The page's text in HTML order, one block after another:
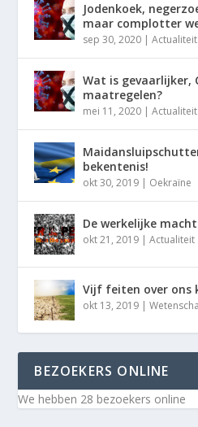
Jodenkoek,
maar complotter
sep 30, 2020 |Actualiteit
Wat is gevaarlijker,
maatregelen?
mei 11, 2020 |Actualiteit
bekentenis!
okt 30, 2019 Oekraïne
De werkelijke
okt 21, 2019 |Actualiteit
Vijf feiten over ons
okt 13, 2019 |
BEZOEKERS ONLINE
We hebben 28 bezoekers online